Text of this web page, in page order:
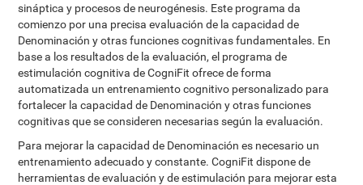
sináptica y procesos de neurogénesis. Este programa da
comienzo por una precisa evaluación de la capacidad de
Denominación y otras funciones cognitivas fundamentales. En
base a los resultados de la evaluación, el programa de
estimulación cognitiva de CogniFit ofrece de forma
automatizada un entrenamiento cognitivo personalizado para
fortalecer la capacidad de Denominación y otras funciones
cognitivas que se consideren necesarias según la evaluación.
Para mejorar la capacidad de Denominación es necesario un
entrenamiento adecuado y constante. CogniFit dispone de
herramientas de evaluación y de estimulación para mejorar esta